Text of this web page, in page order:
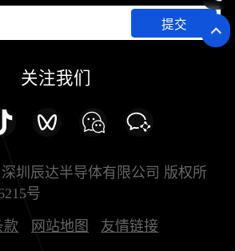
提交
关注我们
圳辰达半导体有限公司 版权所
号
款 网站地图 友情链接